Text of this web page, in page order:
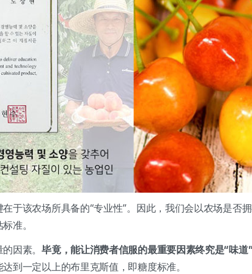
于该农场所具备的“专业性”。因此，我们会以农场是否
准。
的因素。毕竟，能让消费者信服的最重要因素终究是“味道”
到一定以上的布里克斯值，即糖度标准。